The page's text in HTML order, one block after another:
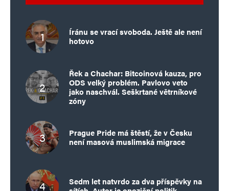
Íránu se vrací svoboda. Ještě ale není
hotovo
Řek a Chachar: Bitcoinová kauza, pro
ODS velký problém. Pavlovo veto
jako naschvál. Seškrtané větrníkové
zóny
Prague Pride má štěstí, že v Česku
není masová muslimská migrace
Sedm let natvrdo za dva příspěvky na